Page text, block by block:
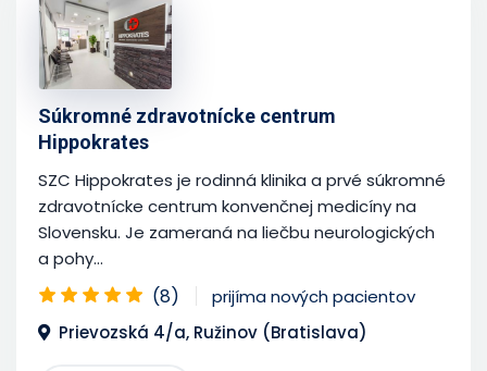
Súkromné zdravotnícke centrum
Hippokrates
SZC Hippokrates je rodinná klinika a prvé súkromné
zdravotnícke centrum konvenčnej medicíny na
Slovensku. Je zameraná na liečbu neurologických
a pohy...
(8)
prijíma nových pacientov
Prievozská 4/a, Ružinov (Bratislava)